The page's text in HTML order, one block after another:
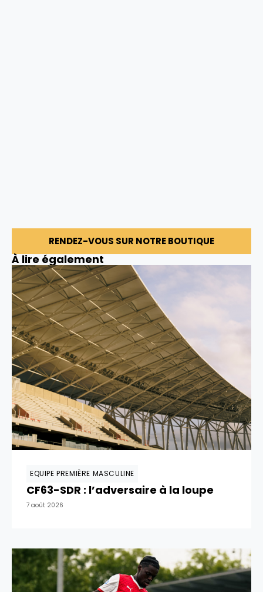
RENDEZ-VOUS SUR NOTRE BOUTIQUE
À lire également
EQUIPE PREMIÈRE MASCULINE
CF63-SDR : l’adversaire à la loupe
7 août 2026